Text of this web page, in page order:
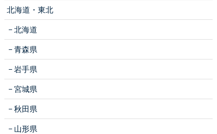
北海道・東北
北海道
青森県
岩手県
宮城県
秋田県
山形県